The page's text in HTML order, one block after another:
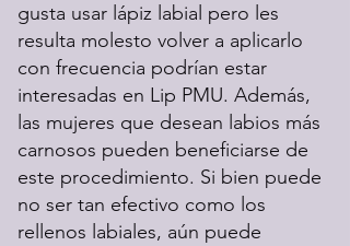
gusta usar lápiz labial pero les
resulta molesto volver a aplicarlo
con frecuencia podrían estar
interesadas en Lip PMU. Además,
las mujeres que desean labios más
carnosos pueden beneficiarse de
este procedimiento. Si bien puede
no ser tan efectivo como los
rellenos labiales, aún puede